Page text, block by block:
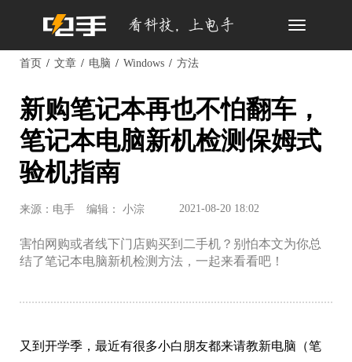
Toggle
首页 文章 电脑 Windows 方法
新购笔记本再也不怕翻车，
笔记本电脑新机检测保姆式
验机指南
来源：电手 编辑： 小淙 2021-08-20 18:02
害怕网购或者线下门店购买到二手机？别怕本文为你总
结了笔记本电脑新机检测方法，一起来看看吧！
又到开学季，最近有很多小白朋友都来请教新电脑（笔